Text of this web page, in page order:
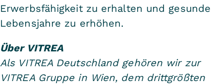
Erwerbsfähigkeit zu erhalten und gesunde
Lebensjahre zu erhöhen.
Über VITREA
Als VITREA Deutschland gehören wir zur
VITREA Gruppe in Wien, dem drittgrößten